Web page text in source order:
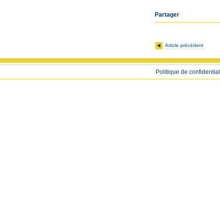
Partager
Article précédent
Politique de